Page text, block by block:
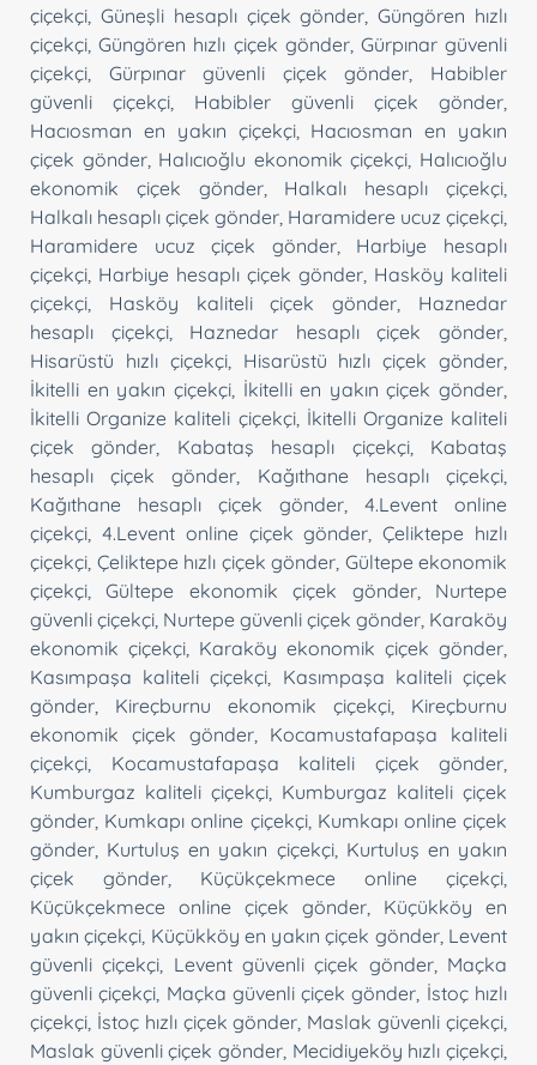
çiçekçi Güneşli hesaplı çiçek gönder ,Güngören hızlı
çiçekçi ,Güngören hızlı çiçek gönder, Gürpınar güvenli
çiçekçi
Gürpınar güvenli çiçek gönder
Habibler
güvenli çiçekçi
Habibler güvenli çiçek gönder
Hacıosman en yakın çiçekçi, Hacıosman en yakın
çiçek gönder, Halıcıoğlu ekonomik çiçekçi Halıcıoğlu
ekonomik çiçek gönder, Halkalı hesaplı çiçekçi
Halkalı hesaplı çiçek gönder Haramidere ucuz çiçekçi
Haramidere ucuz çiçek gönder, Harbiye hesaplı
çiçekçi Harbiye hesaplı çiçek gönder Hasköy kaliteli
çiçekçi
Hasköy kaliteli çiçek gönder
Haznedar
hesaplı çiçekçi, Haznedar hesaplı çiçek gönder
Hisarüstü hızlı çiçekçi, Hisarüstü hızlı çiçek gönder
İkitelli en yakın çiçekçi, İkitelli en yakın çiçek gönder
İkitelli Organize kaliteli çiçekçi, İkitelli Organize kaliteli
çiçek gönder
Kabataş hesaplı çiçekçi, Kabataş
hesaplı çiçek gönder
Kağıthane hesaplı çiçekçi
Kağıthane hesaplı çiçek gönder
4.Levent online
çiçekçi 4.Levent online çiçek gönder ,Çeliktepe hızlı
çiçekçi Çeliktepe hızlı çiçek gönder Gültepe ekonomik
çiçekçi ,Gültepe ekonomik çiçek gönder, Nurtepe
güvenli çiçekçi Nurtepe güvenli çiçek gönder Karaköy
ekonomik çiçekçi Karaköy ekonomik çiçek gönder
Kasımpaşa kaliteli çiçekçi
Kasımpaşa kaliteli çiçek
gönder
Kireçburnu ekonomik çiçekçi
Kireçburnu
ekonomik çiçek gönder, Kocamustafapaşa kaliteli
çiçekçi
Kocamustafapaşa kaliteli çiçek gönder
Kumburgaz kaliteli çiçekçi Kumburgaz kaliteli çiçek
gönder Kumkapı online çiçekçi, Kumkapı online çiçek
gönder Kurtuluş en yakın çiçekçi, Kurtuluş en yakın
çiçek gönder
Küçükçekmece online çiçekçi
Küçükçekmece online çiçek gönder
Küçükköy en
yakın çiçekçi Küçükköy en yakın çiçek gönder, Levent
güvenli çiçekçi
Levent güvenli çiçek gönder, Maçka
güvenli çiçekçi Maçka güvenli çiçek gönder İstoç hızlı
çiçekçi İstoç hızlı çiçek gönder Maslak güvenli çiçekçi
Maslak güvenli çiçek gönder Mecidiyeköy hızlı çiçekçi